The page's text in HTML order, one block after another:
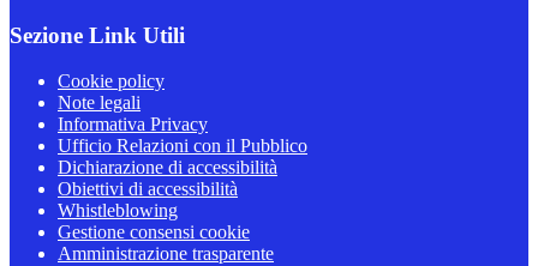
Sezione Link Utili
Cookie policy
Note legali
Informativa Privacy
Ufficio Relazioni con il Pubblico
Dichiarazione di accessibilità
Obiettivi di accessibilità
Whistleblowing
Gestione consensi cookie
Amministrazione trasparente